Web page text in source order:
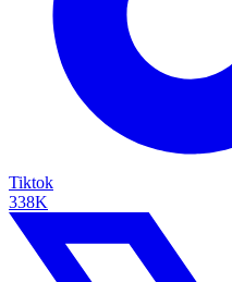
Tiktok
338K